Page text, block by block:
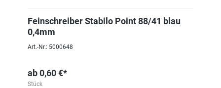
Feinschreiber Stabilo Point 88/41 blau
0,4mm
Art.-Nr.: 5000648
ab0,60 €*
Stück